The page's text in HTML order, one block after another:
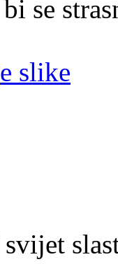
se
slike